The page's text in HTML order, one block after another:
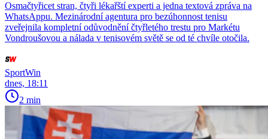
Osmačtyřicet stran, čtyři lékařští experti a jedna textová zpráva na
WhatsAppu. Mezinárodní agentura pro bezúhonnost tenisu
zveřejnila kompletní odůvodnění čtyřletého trestu pro Markétu
Vondroušovou a nálada v tenisovém světě se od té chvíle otočila.
SportWin
dnes, 18:11
2 min